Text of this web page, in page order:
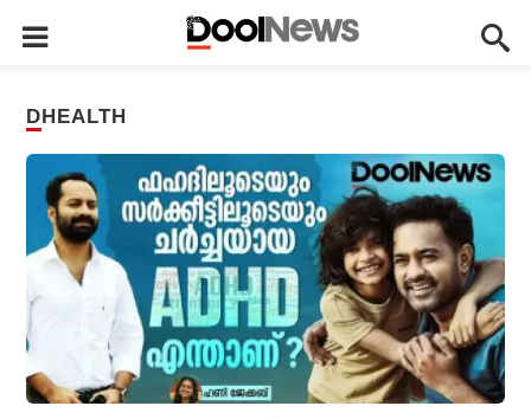
DHEALTH